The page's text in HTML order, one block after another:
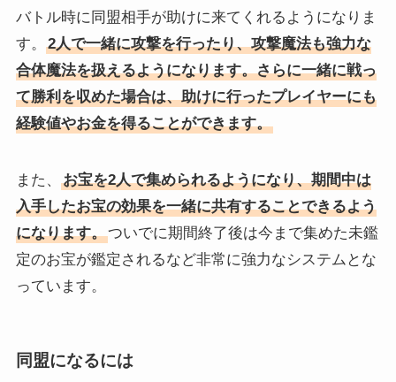
バトル時に同盟相手が助けに来てくれるようになりま
す。
2人で一緒に攻撃を行ったり、攻撃魔法も強力な
合体魔法を扱えるようになります。さらに一緒に戦っ
て勝利を収めた場合は、助けに行ったプレイヤーにも
経験値やお金を得ることができます。
また、
お宝を2人で集められるようになり、期間中は
入手したお宝の効果を一緒に共有することできるよう
になります。ついでに期間終了後は今まで集めた未鑑
定のお宝が鑑定されるなど非常に強力なシステムとな
っています。
同盟になるには